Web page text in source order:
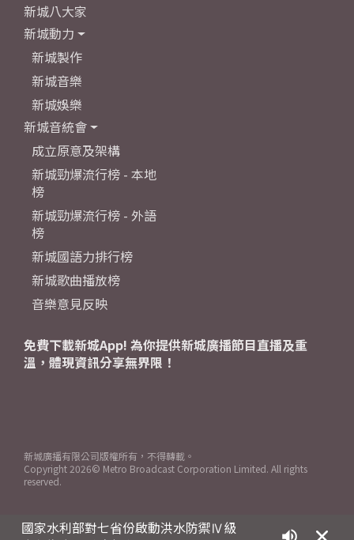
國家水利部對七省份啟動洪水防禦Ⅳ級
新城八大家
新城動力
新城製作
新城音樂
新城娛樂
新城音統會
成立原意及架構
新城勁爆流行榜 - 本地
榜
新城勁爆流行榜 - 外語
榜
新城國語力排行榜
新城歌曲播放榜
音樂意見反映
免費下載新城App! 為你提供新城廣播節目直播及重
溫，體現資訊分享無界限！
新城廣播有限公司版權所有，不得轉載。
Copyright 2026© Metro Broadcast Corporation Limited. All rights
reserved.